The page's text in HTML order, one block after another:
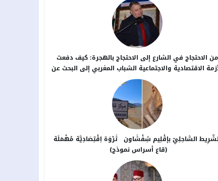
من الاحتجاج في الشارع إلى الاحتجاج بالهجرة: كيف دفعت
الاقتصادية والاجتماعية الشباب المغربي إلى البحث عن
بدائل خارج الوطن؟
الشَّرِيط السَّاحِلِيّ بإقْلِيم شِفْشَاون ثَرْوَة اِقْتِصَادِيَّة مُهْمَلَة
(قاع أسراس نموذج)